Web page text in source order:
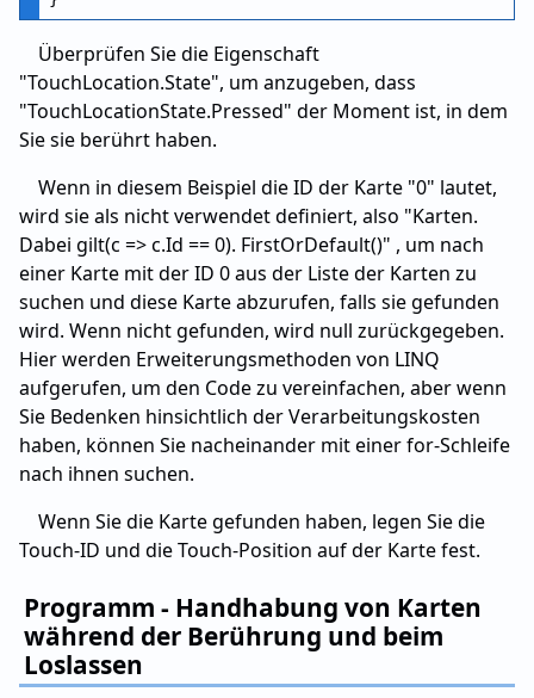
Überprüfen Sie die Eigenschaft
"TouchLocation.State", um anzugeben, dass
"TouchLocationState.Pressed" der Moment ist, in dem
Sie sie berührt haben.
Wenn in diesem Beispiel die ID der Karte "0" lautet,
wird sie als nicht verwendet definiert, also "Karten.
Dabei gilt(c => c.Id == 0). FirstOrDefault()" , um nach
einer Karte mit der ID 0 aus der Liste der Karten zu
suchen und diese Karte abzurufen, falls sie gefunden
wird. Wenn nicht gefunden, wird null zurückgegeben.
Hier werden Erweiterungsmethoden von LINQ
aufgerufen, um den Code zu vereinfachen, aber wenn
Sie Bedenken hinsichtlich der Verarbeitungskosten
haben, können Sie nacheinander mit einer for-Schleife
nach ihnen suchen.
Wenn Sie die Karte gefunden haben, legen Sie die
Touch-ID und die Touch-Position auf der Karte fest.
Programm - Handhabung von Karten
während der Berührung und beim
Loslassen